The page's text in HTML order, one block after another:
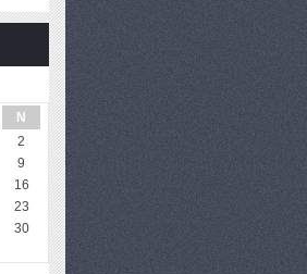
N
2
9
16
23
30